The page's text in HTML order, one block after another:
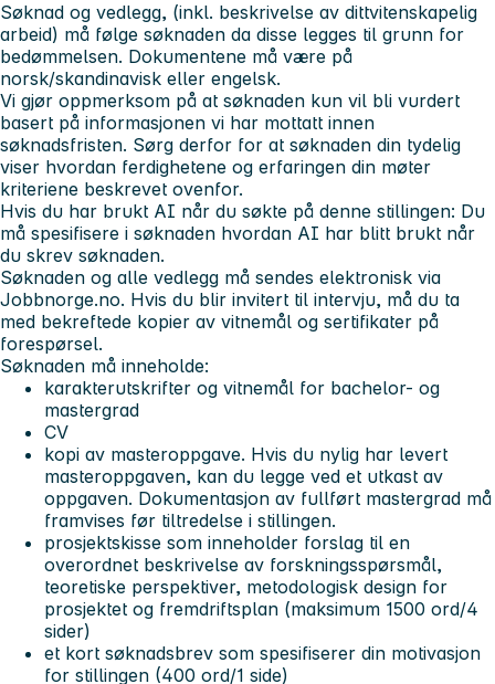
Søknad og vedlegg, (inkl. beskrivelse av dittvitenskapelig
arbeid) må følge søknaden da disse legges til grunn for
bedømmelsen. Dokumentene må være på
norsk/skandinavisk eller engelsk.
Vi gjør oppmerksom på at søknaden kun vil bli vurdert
basert på informasjonen vi har mottatt innen
søknadsfristen. Sørg derfor for at søknaden din tydelig
viser hvordan ferdighetene og erfaringen din møter
kriteriene beskrevet ovenfor.
Hvis du har brukt AI når du søkte på denne stillingen: Du
må spesifisere i søknaden hvordan AI har blitt brukt når
du skrev søknaden.
Søknaden og alle vedlegg må sendes elektronisk via
Jobbnorge.no. Hvis du blir invitert til intervju, må du ta
med bekreftede kopier av vitnemål og sertifikater på
forespørsel.
Søknaden må inneholde:
karakterutskrifter og vitnemål for bachelor- og
mastergrad
CV
kopi av masteroppgave. Hvis du nylig har levert
masteroppgaven, kan du legge ved et utkast av
oppgaven. Dokumentasjon av fullført mastergrad må
framvises før tiltredelse i stillingen.
prosjektskisse som inneholder forslag til en
overordnet beskrivelse av forskningsspørsmål,
teoretiske perspektiver, metodologisk design for
prosjektet og fremdriftsplan (maksimum 1500 ord/4
sider)
et kort søknadsbrev som spesifiserer din motivasjon
for stillingen (400 ord/1 side)